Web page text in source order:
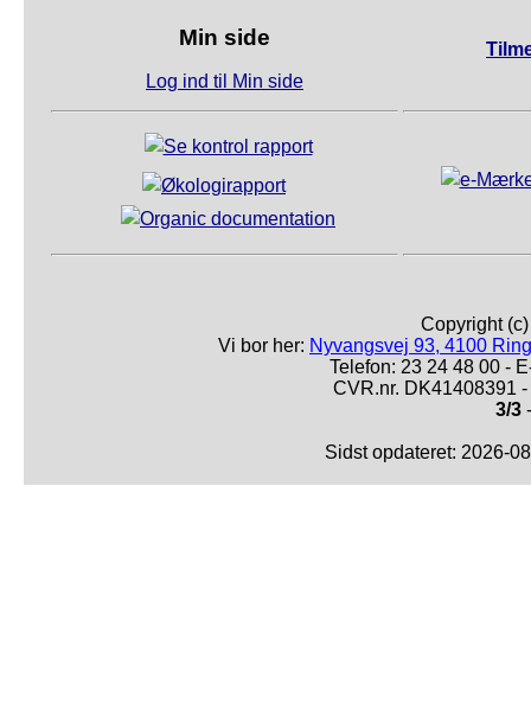
Min side
Log ind til Min side
Copyright
Vi bor her: Nyvangsvej 93, 4100
Telefon: 23 24 48 00 -
CVR.nr. DK41408391
3/3
Sidst opdateret: 2026-